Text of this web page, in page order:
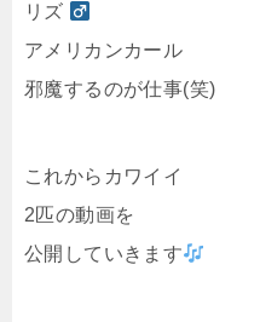
リズ
アメリカンカール
邪魔するのが仕事(笑)
これからカワイイ
2匹の動画を
公開していきます